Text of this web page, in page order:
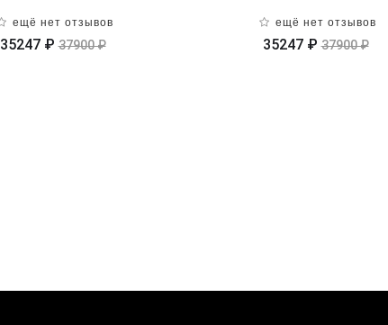
ещё нет отзывов
35247 ₽ 37900 ₽
ещё нет отзывов
35247 ₽ 37900 ₽